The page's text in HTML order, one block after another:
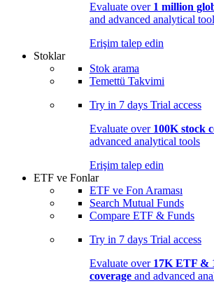
Evaluate over 1 million
and advanced analytical
Erişim talep edin
Stoklar
Stok arama
Temettü Takvimi
Try in 7 days Trial access
Evaluate over 100K stock
advanced analytical tools
Erişim talep edin
ETF ve Fonlar
ETF ve Fon Araması
Search Mutual Funds
Compare ETF & Funds
Try in 7 days Trial access
Evaluate over 17K ETF &
coverage and advanced